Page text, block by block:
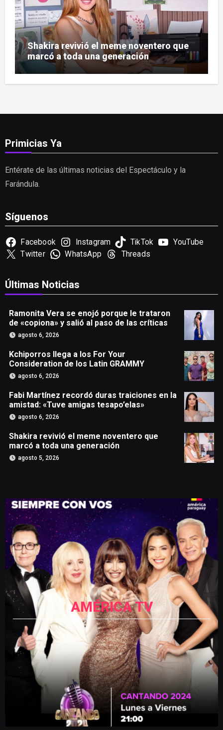
Shakira revivió el meme noventero que
marcó a toda una generación
Primicias Ya
Entérate de las últimas noticias del Espectáculo y la
Farándula.
Síguenos
Facebook Instagram TikTok
YouTube
Twitter
WhatsApp Threads
Últimas Noticias
Ramonita Vera se enojó porque le trataron
de «copiona» y salió al paso de las críticas
agosto 6, 2026
Kchiporros llega a los For Your
Consideration de los Latin GRAMMY
agosto 6, 2026
Fabi Martínez recordó duras traiciones en la
amistad: «Tuve amigas tesapo’elas»
agosto 6, 2026
Shakira revivió el meme noventero que
marcó a toda una generación
agosto 5, 2026
AMÉRICA TV